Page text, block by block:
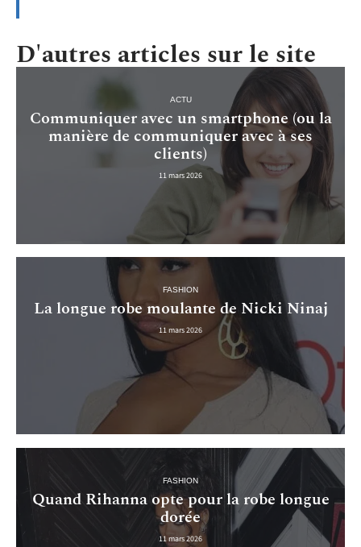
D'autres articles sur le site
ACTU
Communiquer avec un smartphone (ou la
manière de communiquer avec à ses
clients)
11 mars 2026
FASHION
La longue robe moulante de Nicki Ninaj
11 mars 2026
FASHION
Quand Rihanna opte pour la robe longue
dorée
11 mars 2026